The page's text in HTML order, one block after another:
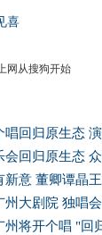
喜
网从搜狗开始
唱回归原生态
会回归原生态
新意 董卿谭晶
州大剧院 独唱
州将开个唱 "回